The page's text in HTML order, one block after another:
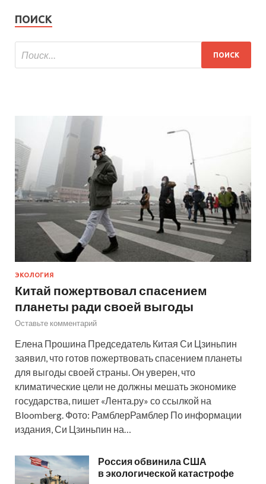
ПОИСК
ЭКОЛОГИЯ
Китай пожертвовал спасением
планеты ради своей выгоды
Оставьте комментарий
Елена Прошина Председатель Китая Си Цзиньпин
заявил, что готов пожертвовать спасением планеты
для выгоды своей страны. Он уверен, что
климатические цели не должны мешать экономике
государства, пишет «Лента.ру» со ссылкой на
Bloomberg. Фото: РамблерРамблер По информации
издания, Си Цзиньпин на…
Россия обвинила США
в экологической катастрофе